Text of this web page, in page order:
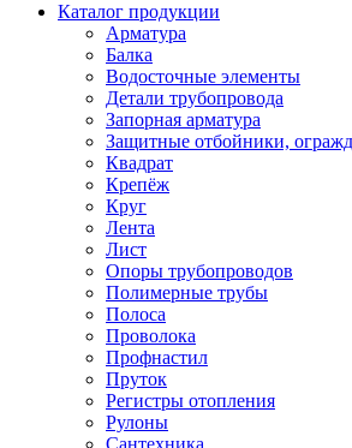
Каталог продукции
Арматура
Балка
Водосточные элементы
Детали трубопровода
Запорная арматура
Защитные отбойники,
Квадрат
Крепёж
Круг
Лента
Лист
Опоры трубопроводов
Полимерные трубы
Полоса
Проволока
Профнастил
Пруток
Регистры отопления
Рулоны
Сантехника